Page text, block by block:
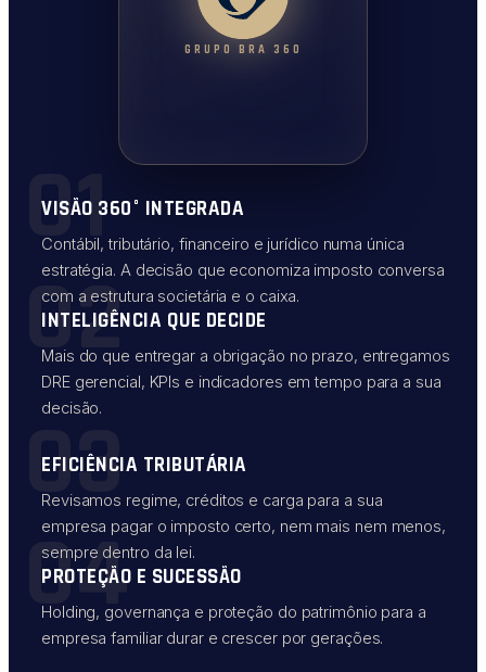
01
VISÃO 360° INTEGRADA
Contábil, tributário, financeiro e jurídico numa única
estratégia. A decisão que economiza imposto conversa
com a estrutura societária e o caixa.
02
INTELIGÊNCIA QUE DECIDE
Mais do que entregar a obrigação no prazo, entregamos
DRE gerencial, KPIs e indicadores em tempo para a sua
decisão.
GRUPO BRA 360
03
EFICIÊNCIA TRIBUTÁRIA
Revisamos regime, créditos e carga para a sua
empresa pagar o imposto certo, nem mais nem menos,
sempre dentro da lei.
04
PROTEÇÃO E SUCESSÃO
Holding, governança e proteção do patrimônio para a
empresa familiar durar e crescer por gerações.